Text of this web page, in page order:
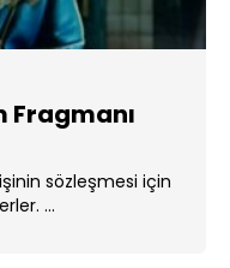
Fragmanı
sözleşmesi için
...